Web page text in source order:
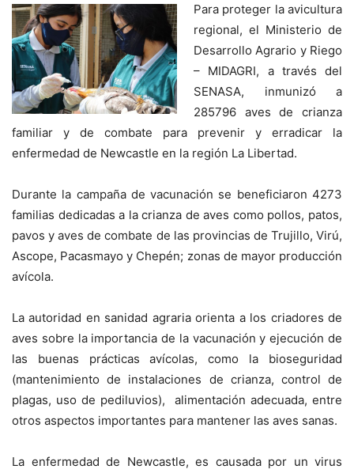
Para proteger la avicultura
regional, el Ministerio de
Desarrollo Agrario y Riego
– MIDAGRI, a través del
SENASA, inmunizó a
285796 aves de crianza
familiar y de combate para prevenir y erradicar la
enfermedad de Newcastle en la región La Libertad.
Durante la campaña de vacunación se beneficiaron 4273
familias dedicadas a la crianza de aves como pollos, patos,
pavos y aves de combate de las provincias de Trujillo, Virú,
Ascope, Pacasmayo y Chepén; zonas de mayor producción
avícola.
La autoridad en sanidad agraria orienta a los criadores de
aves sobre la importancia de la vacunación y ejecución de
las buenas prácticas avícolas, como la bioseguridad
(mantenimiento de instalaciones de crianza, control de
plagas, uso de pediluvios), alimentación adecuada, entre
otros aspectos importantes para mantener las aves sanas.
La enfermedad de Newcastle, es causada por un virus